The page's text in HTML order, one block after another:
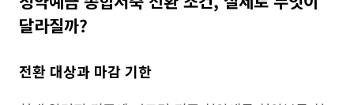
달라질까?
전환 대상과 마감 기한